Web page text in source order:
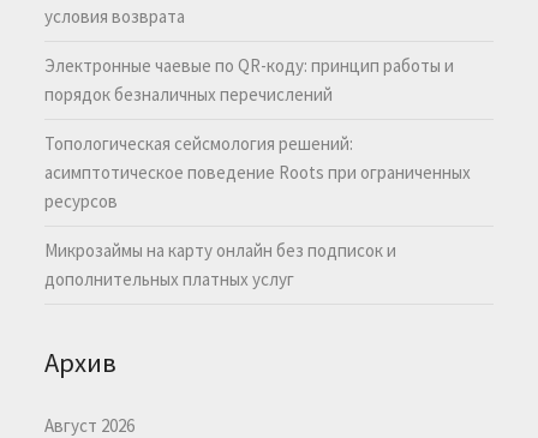
условия возврата
Электронные чаевые по QR-коду: принцип работы и
порядок безналичных перечислений
Топологическая сейсмология решений:
асимптотическое поведение Roots при ограниченных
ресурсов
Микрозаймы на карту онлайн без подписок и
дополнительных платных услуг
Архив
Август 2026